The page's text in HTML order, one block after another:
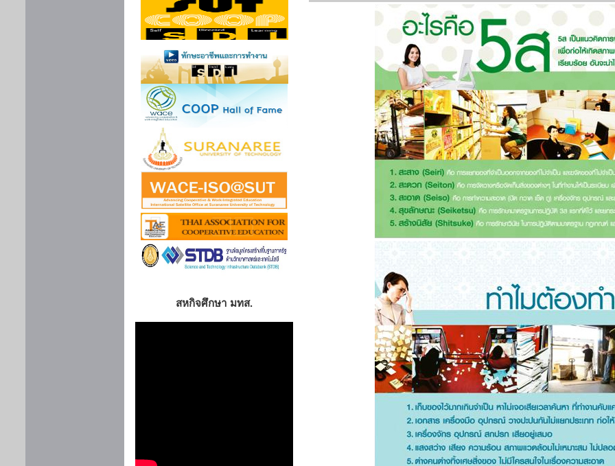
สหกิจศึกษา มทส.